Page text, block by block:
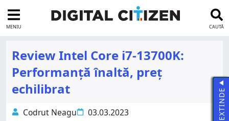
MENIU CAUTĂ
Review Intel Core i7-13700K:
Performanță înaltă, preț
echilibrat
Codrut Neagu 03.03.2023 EXTINDE